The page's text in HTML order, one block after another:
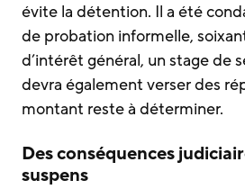
évite la détention. Il a été
de probation informelle,
d’intérêt général, un stage de
devra également verser des
montant reste à déterminer.
Des conséquences
suspens